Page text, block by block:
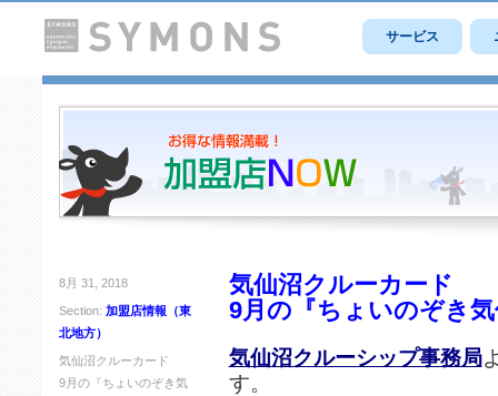
サービス
8月 31, 2018
Section: 加盟店情報（東
北地方）
気仙沼クルーカード
9月の『ちょいのぞき気
気仙沼クルーカード
9月の『ちょいのぞき
気仙沼クルーシップ事務局
す。